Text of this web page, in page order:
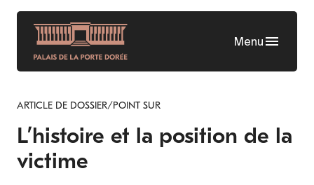
Skip
content
Menu
ARTICLE DE DOSSIER/POINT SUR
L’histoire et la position de la
victime